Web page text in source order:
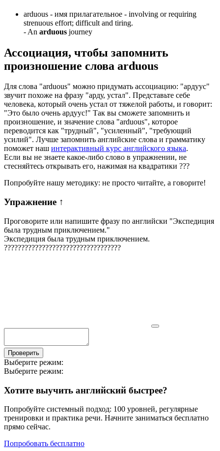
arduous - имя прилагательное - involving or requiring
strenuous effort; difficult and tiring.
- An arduous journey
Ассоциация, чтобы запомнить
произношение слова arduous
Для слова "arduous" можно придумать ассоциацию: "ардуус"
звучит похоже на фразу "арду, устал". Представьте себе
человека, который очень устал от тяжелой работы, и говорит:
"Это было очень ардуус!" Так вы сможете запомнить и
произношение, и значение слова "arduous", которое
переводится как "трудный", "усиленный", "требующий
усилий". Лучше запомнить английские слова и грамматику
поможет наш интерактивный курс английского языка.
Если вы не знаете какое-либо слово в упражнении, не
стесняйтесь открывать его, нажимая на квадратики ???
Попробуйте нашу методику: не просто читайте, а говорите!
Упражнение ↑
Проговорите или напишите фразу по английски "Экспедиция
была трудным приключением."
Экспедиция была трудным приключением.
??????????????????????????????????
Проверить
Выберите режим:
Выберите режим:
Хотите выучить английский быстрее?
Попробуйте системный подход: 100 уровней, регулярные
тренировки и практика речи. Начните заниматься бесплатно
прямо сейчас.
Попробовать бесплатно